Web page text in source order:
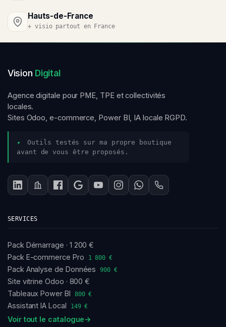
Hauts-de-France
+ visio partout en France
Vision Digital
Agence digitale pour PME, TPE et collectivités
locales.
Sites Odoo, e-commerce, Power BI, IA locale RGPD.
✦
Outils testés sur ma propre boutique
avant de vous être proposés.
SERVICES
Pack Démarrage · 1 200 €
Pack E-commerce Pro
1 800 €
Pack Analyse de Données 900 €
Site vitrine Odoo · 800 €
Tableaux Power BI 800 €
Assistant IA Local 149 €
Voir tout le catalogue→